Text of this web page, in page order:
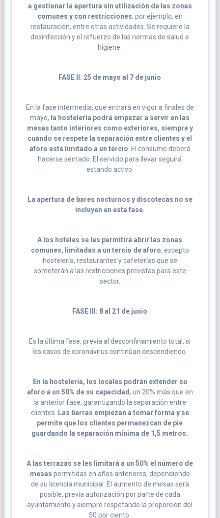
a gestionar la apertura sin utilización de las zonas
comunes y con restricciones, por ejemplo, en
restauración, entre otras actividades. Se requiere la
desinfección y el refuerzo de las normas de salud e
higiene.
FASE II: 25 de mayo al 7 de junio
En la fase intermedia, que entrará en vigor a finales de
mayo, la hostelería podrá empezar a servir en las
mesas tanto interiores como exteriores, siempre y
cuando se respete la separación entre clientes y el
aforo esté limitado a un tercio . El consumo deberá
hacerse sentado. El servicio para llevar seguirá
estando activo.
La apertura de bares nocturnos y discotecas no se
incluyen en esta fase.
A los hoteles se les permitirá abrir las zonas
comunes, limitadas a un tercio de aforo, excepto
hostelería, restaurantes y cafeterías que se
someterán a las restricciones previstas para este
sector.
FASE III: 8 al 21 de junio
Es la última fase, previa al desconfinamiento total, si
los casos de coronavirus continúan descendiendo.
En la hostelería, los locales podrán extender su
aforo a un 50% de su capacidad, un 20% más que en
la anterior fase, garantizando la separación entre
clientes.
Las barras empiezan a tomar forma y se
permite que los clientes permanezcan de pie
guardando la separación mínima de 1,5 metros.
A las terrazas se les limitará a un 50% el número de
mesas permitidas en años anteriores, dependiendo
de su licencia municipal. El aumento de mesas sera
posible, previa autorización por parte de cada
ayuntamiento y siempre respetando la proporción del
50 por ciento.